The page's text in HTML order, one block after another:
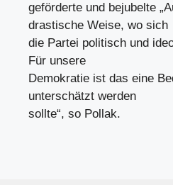
geförderte und bejubelte
drastische Weise, wo sich
die Partei politisch und
Für unsere
Demokratie ist das eine
unterschätzt werden
sollte“, so Pollak.